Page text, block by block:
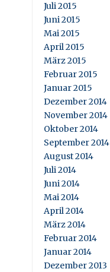
Juli 2015
Juni 2015
Mai 2015
April 2015
März 2015
Februar 2015
Januar 2015
Dezember 2014
November 2014
Oktober 2014
September 2014
August 2014
Juli 2014
Juni 2014
Mai 2014
April 2014
März 2014
Februar 2014
Januar 2014
Dezember 2013